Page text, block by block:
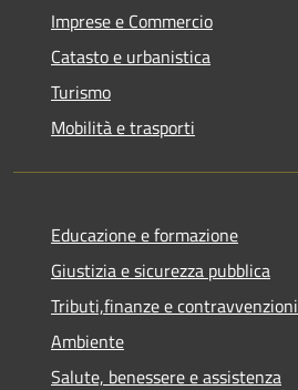
Imprese e Commercio
Catasto e urbanistica
Turismo
Mobilità e trasporti
Educazione e formazione
Giustizia e sicurezza pubblica
Tributi,finanze e contravvenzioni
Ambiente
Salute, benessere e assistenza